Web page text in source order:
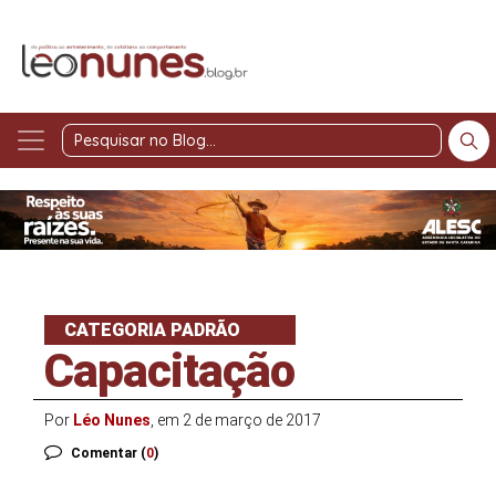
Pesquisar
Blog
CATEGORIA PADRÃO
Capacitação
Por Léo Nunes , em 2 de março de 2017
Comentar (0)